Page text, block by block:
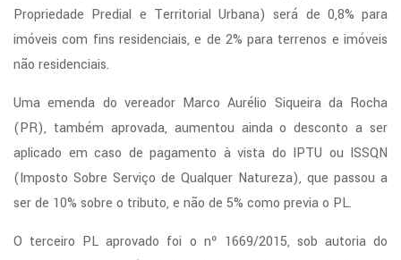
Propriedade Predial e Territorial Urbana) será de 0,8% para
imóveis com fins residenciais, e de 2% para terrenos e imóveis
não residenciais.
Uma emenda do vereador Marco Aurélio Siqueira da Rocha
(PR), também aprovada, aumentou ainda o desconto a ser
aplicado em caso de pagamento à vista do IPTU ou ISSQN
(Imposto Sobre Serviço de Qualquer Natureza), que passou a
ser de 10% sobre o tributo, e não de 5% como previa o PL.
O terceiro PL aprovado foi o nº 1669/2015, sob autoria do